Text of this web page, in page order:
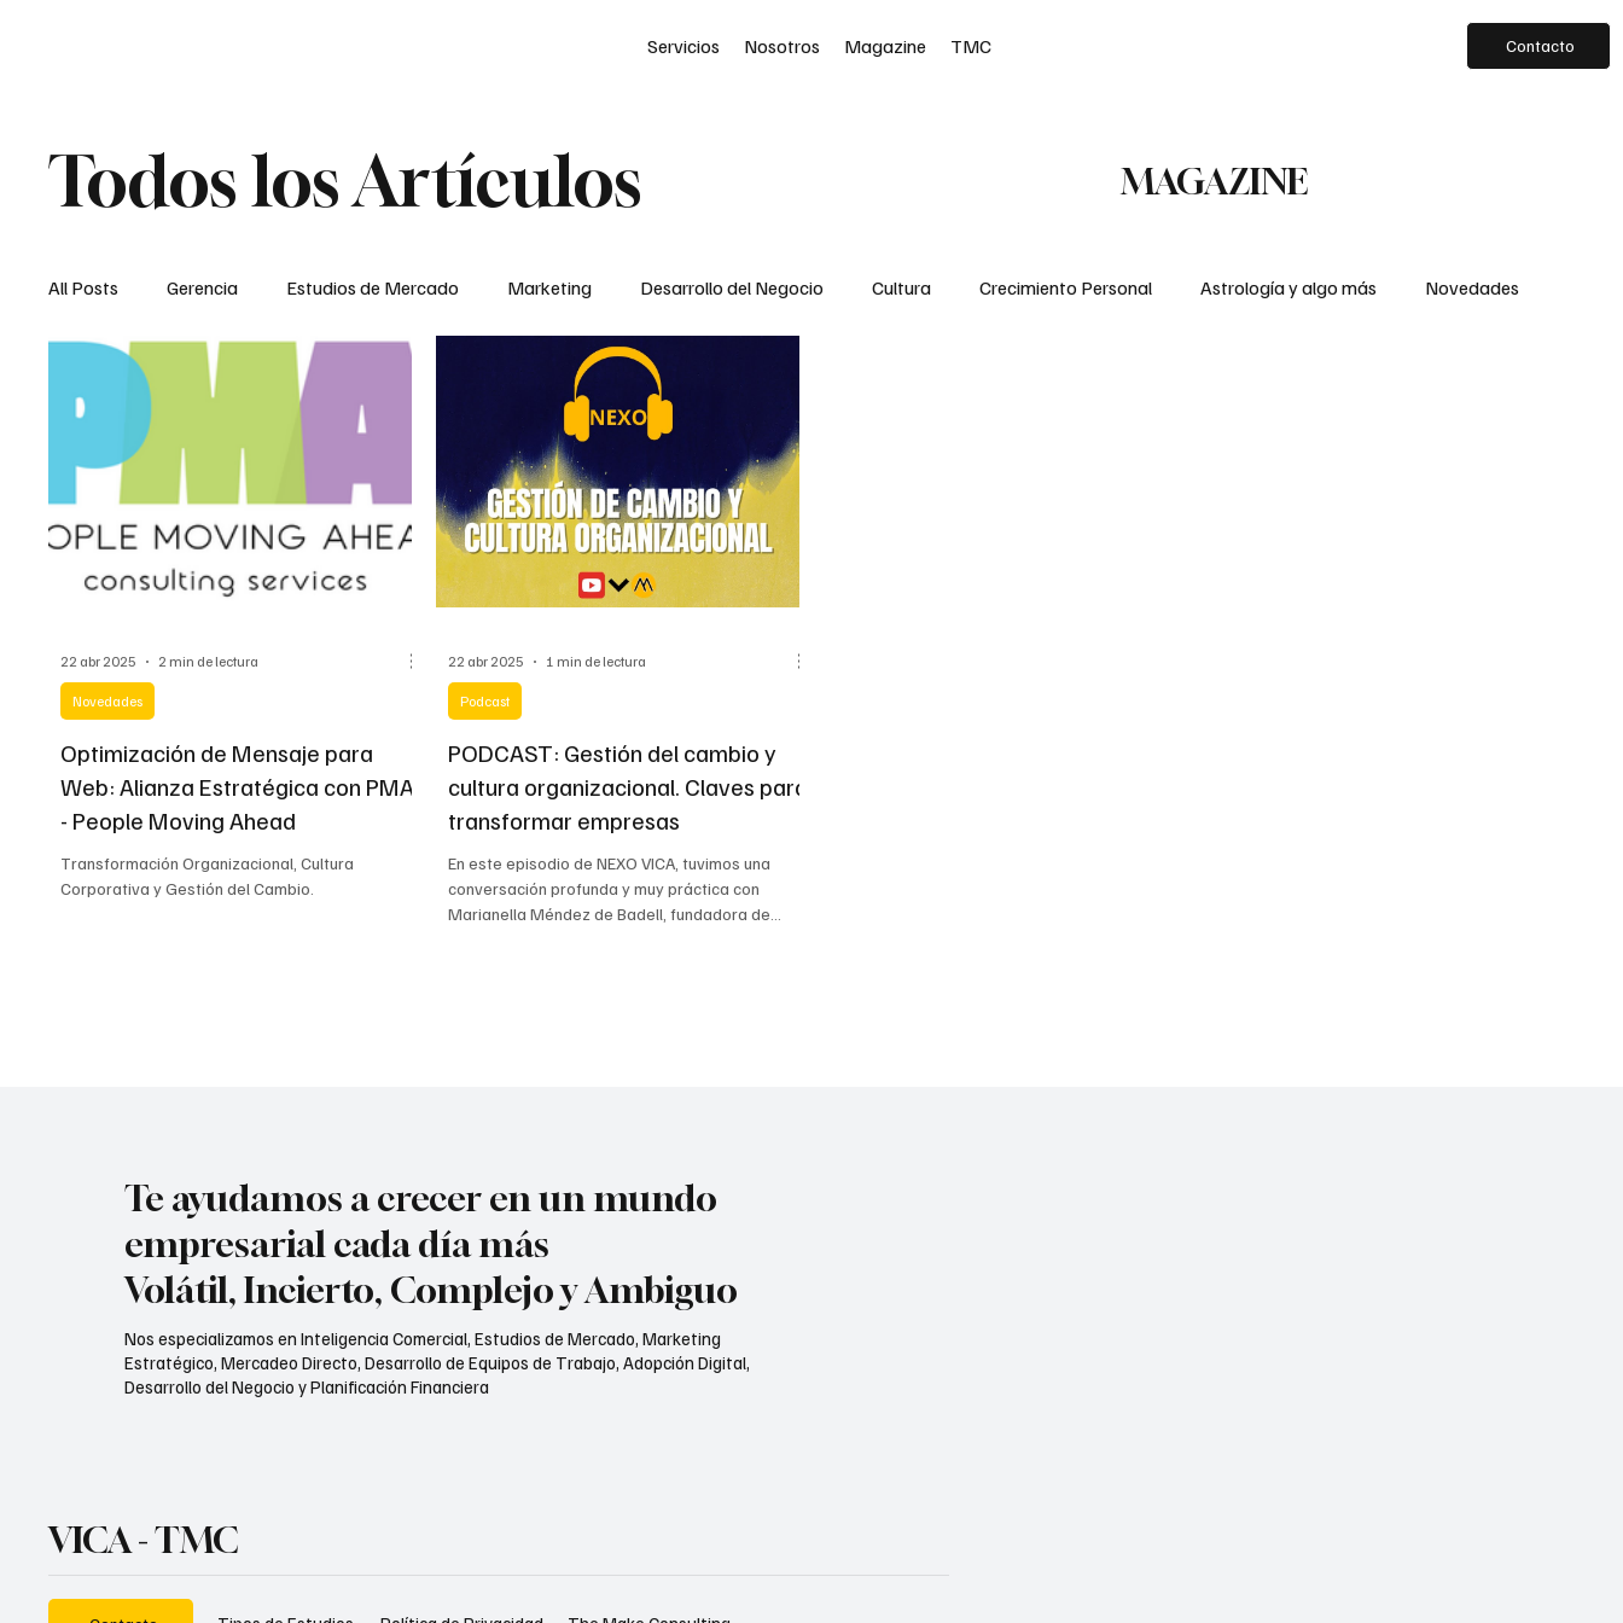
Servicios Nosotros Magazine TMC Contacto
Todos los Artículos MAGAZINE
All Posts Gerencia Estudios de Mercado Marketing Desarrollo del Negocio Cultura Crecimiento Personal Astrología y algo más Novedades
Entrevistas Podcast
Optimización de Mensaje para
Web: Alianza Estratégica con PMA
- People Moving Ahead
Transformación Organizacional, Cultura
Corporativa y Gestión del Cambio.
Novedades
22 abr 2025 2 min de lectura
PODCAST: Gestión del cambio y
cultura organizacional. Claves para
transformar empresas
En este episodio de NEXO VICA, tuvimos una
conversación profunda y muy práctica con
Marianella Méndez de Badell, fundadora de
Podcast
22 abr 2025 1 min de lectura
Te ayudamos a crecer en un mundo
empresarial cada día más
Volátil, Incierto, Complejo y Ambiguo
Nos especializamos en Inteligencia Comercial, Estudios de Mercado, Marketing
Estratégico, Mercadeo Directo, Desarrollo de Equipos de Trabajo, Adopción Digital,
Desarrollo del Negocio y Planificación Financiera
VICA - TMC